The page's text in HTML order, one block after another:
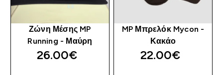
Ζώνη Μέσης MP
Running - Μαύρη
26.00€‎
MP Μπρελόκ Mycon -
Κακάο
22.00€‎